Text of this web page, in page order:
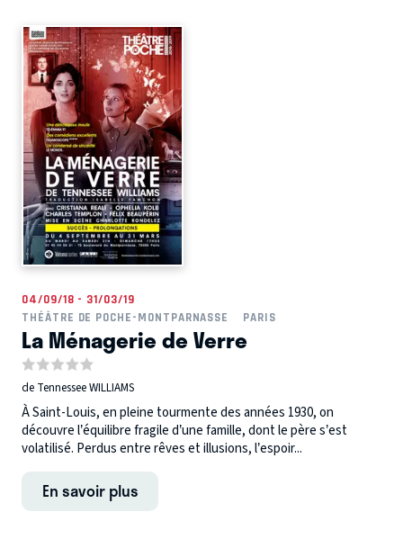
04/09/18 - 31/03/19
THÉÂTRE DE POCHE-MONTPARNASSE
PARIS
La Ménagerie de Verre
de Tennessee WILLIAMS
À Saint-Louis, en pleine tourmente des années 1930, on
découvre l’équilibre fragile d’une famille, dont le père s’est
volatilisé. Perdus entre rêves et illusions, l’espoir...
En savoir plus